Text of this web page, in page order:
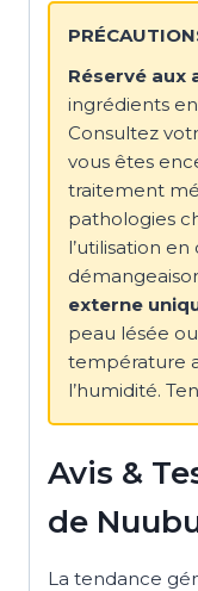
Réservé aux
ingrédients
Consultez
vous êtes
traitement
pathologies
l’utilisation
externe
peau lésée
température
l’humidité.
Avis &
de
La tendance